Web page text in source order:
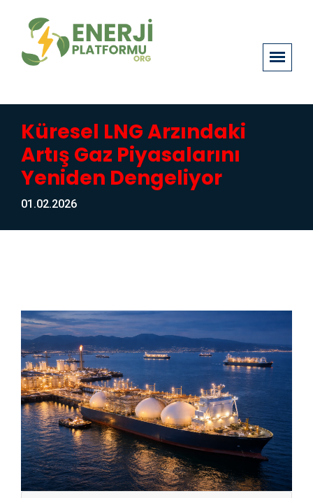
Küresel LNG Arzındaki
Artış Gaz Piyasalarını
Yeniden Dengeliyor
01.02.2026